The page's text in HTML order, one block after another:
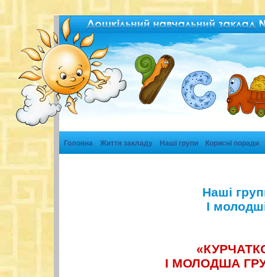
Головна Життя закладу Наші групи Корисні поради
Наші
I
І МОЛОДША